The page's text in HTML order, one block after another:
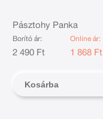
Pásztohy Panka
Borító ár:
2 490 Ft
Online ár:
1 868 Ft
Kosárba